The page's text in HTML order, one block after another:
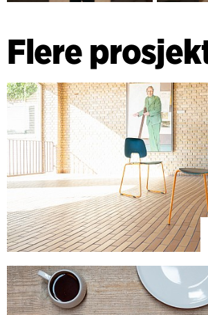
BASE sovesofa er tilgjengelig i en
laget av hurtigvoksende og tilgjengelig
og kombinerer bærekraft med estetikk
I hjem med begrenset plass er BASE-
midtpunkt med sin allsidighet og rolige,
Flere